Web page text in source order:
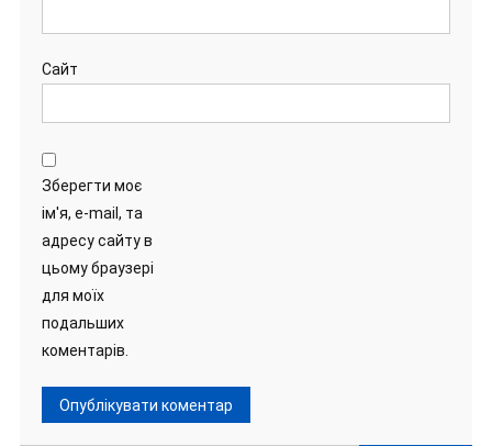
Сайт
Зберегти моє
ім'я, e-mail, та
адресу сайту в
цьому браузері
для моїх
подальших
коментарів.